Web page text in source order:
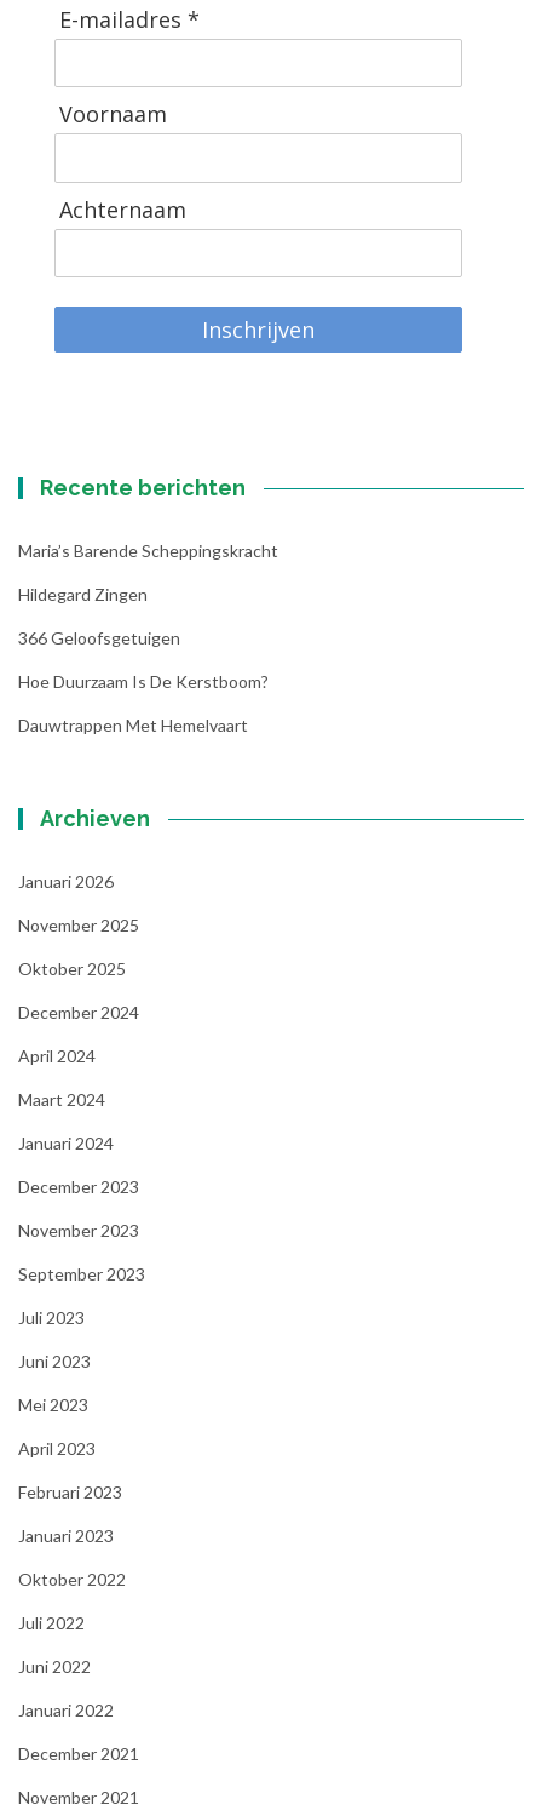
E-mailadres *
Voornaam
Achternaam
Inschrijven
Recente berichten
Maria’s Barende Scheppingskracht
Hildegard Zingen
366 Geloofsgetuigen
Hoe Duurzaam Is De Kerstboom?
Dauwtrappen Met Hemelvaart
Archieven
Januari 2026
November 2025
Oktober 2025
December 2024
April 2024
Maart 2024
Januari 2024
December 2023
November 2023
September 2023
Juli 2023
Juni 2023
Mei 2023
April 2023
Februari 2023
Januari 2023
Oktober 2022
Juli 2022
Juni 2022
Januari 2022
December 2021
November 2021